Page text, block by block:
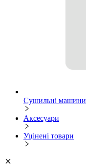
Сушильні машини
Аксесуари
Уцінені товари